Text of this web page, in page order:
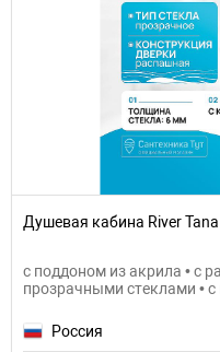
Душевая кабина River
с поддоном из акрила • с
прозрачными стеклами •
Россия